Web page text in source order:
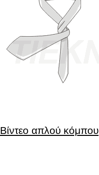
Βίντεο απλού κόμπου